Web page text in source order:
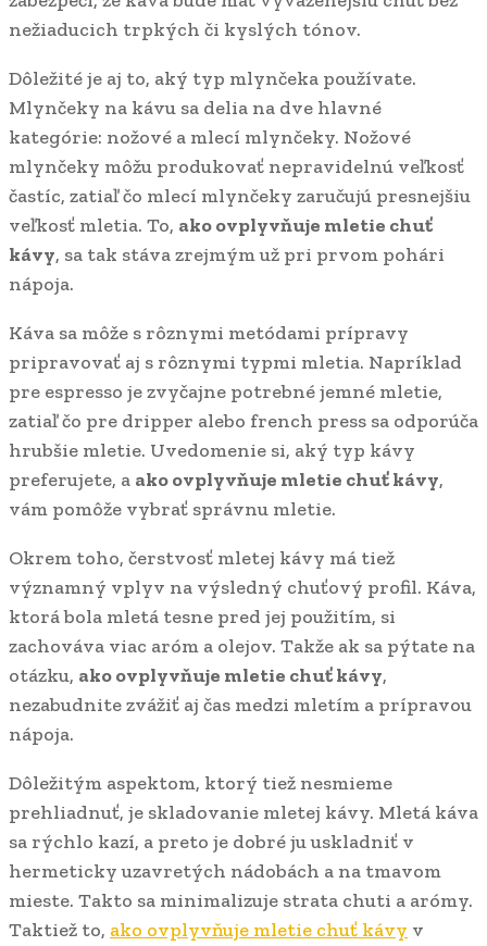
nežiaducich trpkých či kyslých tónov.
Dôležité je aj to, aký typ mlynčeka používate.
Mlynčeky na kávu sa delia na dve hlavné
kategórie: nožové a mlecí mlynčeky. Nožové
mlynčeky môžu produkovať nepravidelnú veľkosť
častíc, zatiaľ čo mlecí mlynčeky zaručujú presnejšiu
veľkosť mletia. To, ako ovplyvňuje mletie chuť
kávy, sa tak stáva zrejmým už pri prvom pohári
nápoja.
Káva sa môže s rôznymi metódami prípravy
pripravovať aj s rôznymi typmi mletia. Napríklad
pre espresso je zvyčajne potrebné jemné mletie,
zatiaľ čo pre dripper alebo french press sa odporúča
hrubšie mletie. Uvedomenie si, aký typ kávy
preferujete, a ako ovplyvňuje mletie chuť kávy,
vám pomôže vybrať správnu mletie.
Okrem toho, čerstvosť mletej kávy má tiež
významný vplyv na výsledný chuťový profil. Káva,
ktorá bola mletá tesne pred jej použitím, si
zachováva viac aróm a olejov. Takže ak sa pýtate na
otázku, ako ovplyvňuje mletie chuť kávy,
nezabudnite zvážiť aj čas medzi mletím a prípravou
nápoja.
Dôležitým aspektom, ktorý tiež nesmieme
prehliadnuť, je skladovanie mletej kávy. Mletá káva
sa rýchlo kazí, a preto je dobré ju uskladniť v
hermeticky uzavretých nádobách a na tmavom
mieste. Takto sa minimalizuje strata chuti a arómy.
Taktiež to, ako ovplyvňuje mletie chuť kávy v